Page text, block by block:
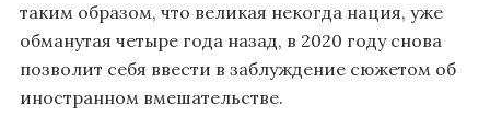
таким образом, что великая некогда нация, уже
обманутая четыре года назад, в 2020 году снова
позволит себя ввести в заблуждение сюжетом об
иностранном вмешательстве.